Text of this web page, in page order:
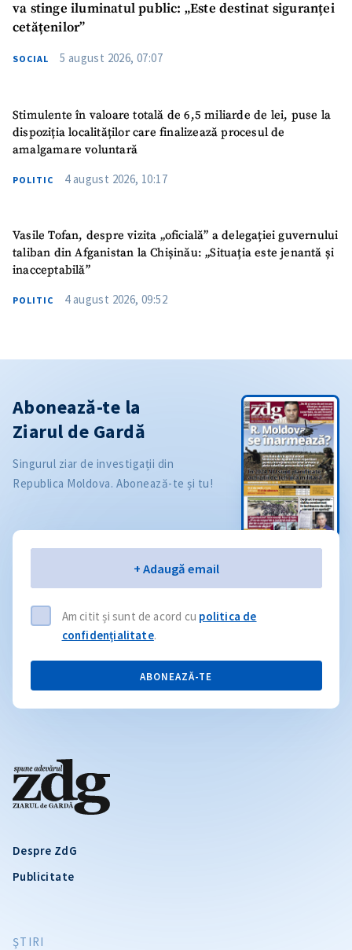
va stinge iluminatul public: „Este destinat siguranței
cetățenilor”
SOCIAL 5 august 2026, 07:07
Stimulente în valoare totală de 6,5 miliarde de lei, puse la
dispoziția localităților care finalizează procesul de
amalgamare voluntară
POLITIC 4 august 2026, 10:17
Vasile Tofan, despre vizita „oficială” a delegației guvernului
taliban din Afganistan la Chișinău: „Situația este jenantă și
inacceptabilă”
POLITIC 4 august 2026, 09:52
Despre ZdG
Publicitate
ŞTIRI
Abonează-te la
Ziarul de Gardă
Singurul ziar de investigații din
Republica Moldova. Abonează-te și tu!
+ Adaugă email
Am citit și sunt de acord cu politica de
confidențialitate.
ABONEAZĂ-TE